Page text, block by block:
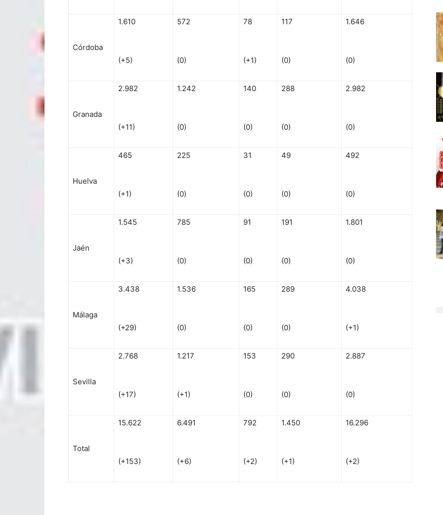
Córdoba
1.610
(+5)
572
(0)
78
(+1)
117
(0)
1.646
(0)
Granada
2.982
(+11)
1.242
(0)
140
(0)
288
(0)
2.982
(0)
Huelva
465
(+1)
225
(0)
31
(0)
49
(0)
492
(0)
Jaén
1.545
(+3)
785
(0)
91
(0)
191
(0)
1.801
(0)
Málaga
3.438
(+29)
1.536
(0)
165
(0)
289
(0)
4.038
(+1)
Sevilla
2.768
(+17)
1.217
(+1)
153
(0)
290
(0)
2.887
(0)
Total
15.622
(+153)
6.491
(+6)
792
(+2)
1.450
(+1)
16.296
(+2)